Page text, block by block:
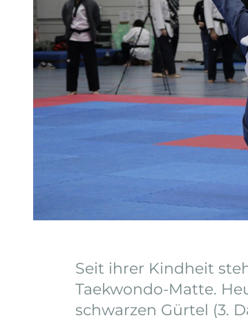
Seit ihrer Kindheit
Taekwondo-Matte.
schwarzen Gürtel (3.